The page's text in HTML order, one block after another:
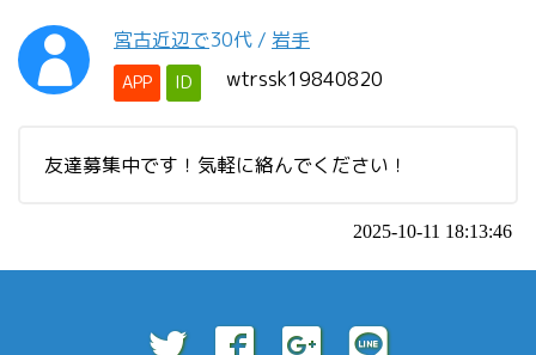
宮古近辺で30代 / 岩手
APP ID wtrssk19840820
友達募集中です！気軽に絡んでください！
2025-10-11 18:13:46